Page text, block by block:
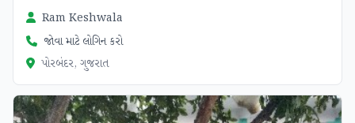
Ram Keshwala
જોવા માટે લોગિન કરો
પોરબંદર, ગુજરાત